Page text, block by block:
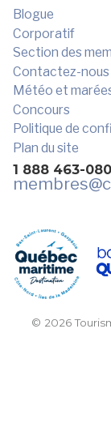
Blogue
Corporatif
Section des
Contactez-nous
Météo et
Concours
Politique de
Plan du site
1 888 463-
membres
© 2026